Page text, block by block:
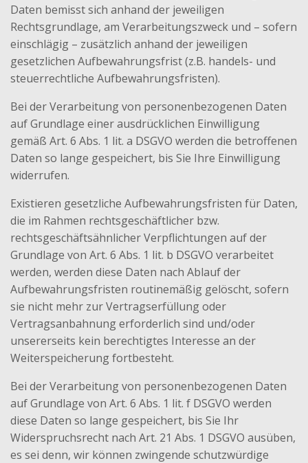
Daten bemisst sich anhand der jeweiligen
Rechtsgrundlage, am Verarbeitungszweck und – sofern
einschlägig – zusätzlich anhand der jeweiligen
gesetzlichen Aufbewahrungsfrist (z.B. handels- und
steuerrechtliche Aufbewahrungsfristen).
Bei der Verarbeitung von personenbezogenen Daten
auf Grundlage einer ausdrücklichen Einwilligung
gemäß Art. 6 Abs. 1 lit. a DSGVO werden die betroffenen
Daten so lange gespeichert, bis Sie Ihre Einwilligung
widerrufen.
Existieren gesetzliche Aufbewahrungsfristen für Daten,
die im Rahmen rechtsgeschäftlicher bzw.
rechtsgeschäftsähnlicher Verpflichtungen auf der
Grundlage von Art. 6 Abs. 1 lit. b DSGVO verarbeitet
werden, werden diese Daten nach Ablauf der
Aufbewahrungsfristen routinemäßig gelöscht, sofern
sie nicht mehr zur Vertragserfüllung oder
Vertragsanbahnung erforderlich sind und/oder
unsererseits kein berechtigtes Interesse an der
Weiterspeicherung fortbesteht.
Bei der Verarbeitung von personenbezogenen Daten
auf Grundlage von Art. 6 Abs. 1 lit. f DSGVO werden
diese Daten so lange gespeichert, bis Sie Ihr
Widerspruchsrecht nach Art. 21 Abs. 1 DSGVO ausüben,
es sei denn, wir können zwingende schutzwürdige